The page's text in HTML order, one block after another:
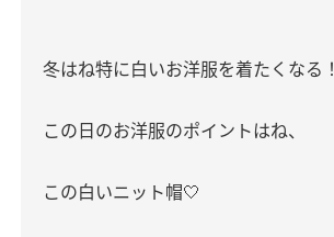
冬はね特に白いお洋服を着たくなる！
この日のお洋服のポイントはね、
この白いニット帽🤍